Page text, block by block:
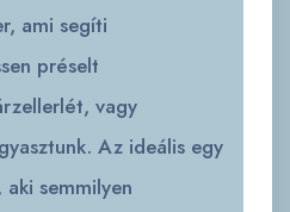
ami segíti
préselt
vagy
Az ideális egy
semmilyen